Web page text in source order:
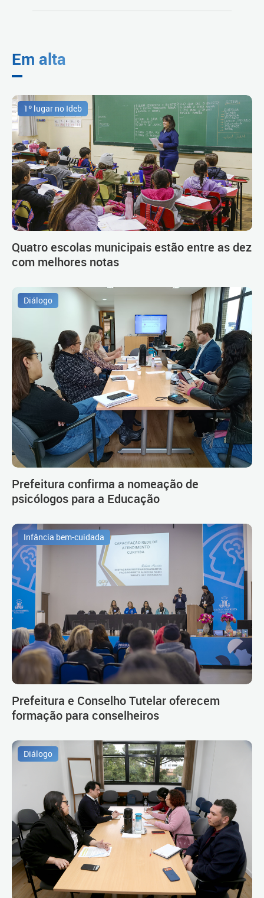
Em alta
1º lugar no Ideb
Quatro escolas municipais estão entre as dez
com melhores notas
Diálogo
Prefeitura confirma a nomeação de
psicólogos para a Educação
Infância bem-cuidada
Prefeitura e Conselho Tutelar oferecem
formação para conselheiros
Diálogo